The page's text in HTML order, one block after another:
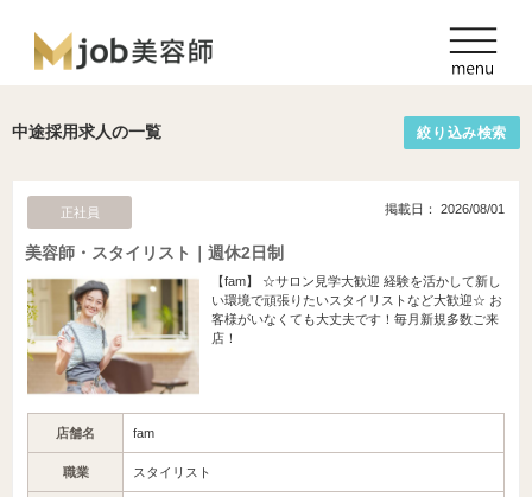
中途採用求人の一覧 絞り込み検索
正社員 掲載日： 2026/08/01
美容師・スタイリスト｜週休2日制
【fam】 ☆サロン見学大歓迎 経験を活かして新し
い環境で頑張りたいスタイリストなど大歓迎☆ お
客様がいなくても大丈夫です！毎月新規多数ご来
店！
店舗名 fam
職業 スタイリスト